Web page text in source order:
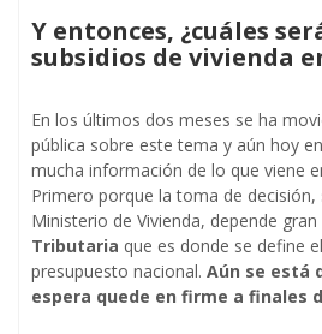
Y entonces, ¿cuáles
subsidios de vivienda
En los últimos dos meses se ha
pública sobre este tema y aún hoy
mucha información de lo que viene
Primero porque la toma de
Ministerio de Vivienda, depende
Tributaria que es donde se define
presupuesto nacional. Aún se está
espera quede en firme a finales